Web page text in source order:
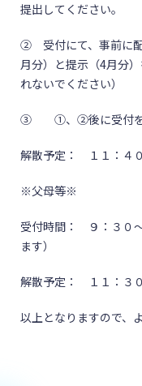
提出してください。
② 受付にて、事前に配
月分）と提示（4月分
れないでください）
③ ①、②後に受付を済
解散予定： １１：４
※父母等※
受付時間： ９：３０
ます）
解散予定： １１：３
以上となりますので、